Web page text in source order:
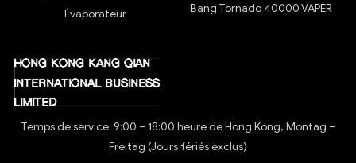
Évaporateur
Bang Tornado 40000 VAPER
Temps de service: 9:00 – 18:00 heure de Hong Kong, Montag –
Freitag (Jours fériés exclus)